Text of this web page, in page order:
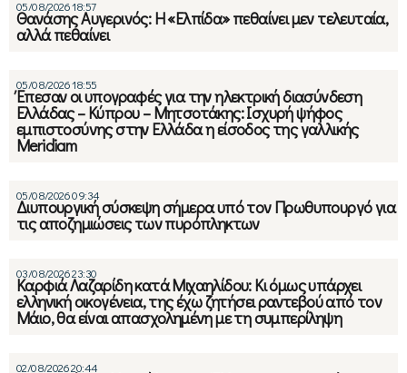
05/08/2026 18:57
Θανάσης Αυγερινός: Η «Ελπίδα» πεθαίνει μεν τελευταία,
αλλά πεθαίνει
05/08/2026 18:55
Έπεσαν οι υπογραφές για την ηλεκτρική διασύνδεση
Ελλάδας – Κύπρου – Μητσοτάκης: Ισχυρή ψήφος
εμπιστοσύνης στην Ελλάδα η είσοδος της γαλλικής
Meridiam
05/08/2026 09:34
Διυπουργική σύσκεψη σήμερα υπό τον Πρωθυπουργό για
τις αποζημιώσεις των πυρόπληκτων
03/08/2026 23:30
Καρφιά Λαζαρίδη κατά Μιχαηλίδου: Κι όμως υπάρχει
ελληνική οικογένεια, της έχω ζητήσει ραντεβού από τον
Μάιο, θα είναι απασχολημένη με τη συμπερίληψη
02/08/2026 20:44